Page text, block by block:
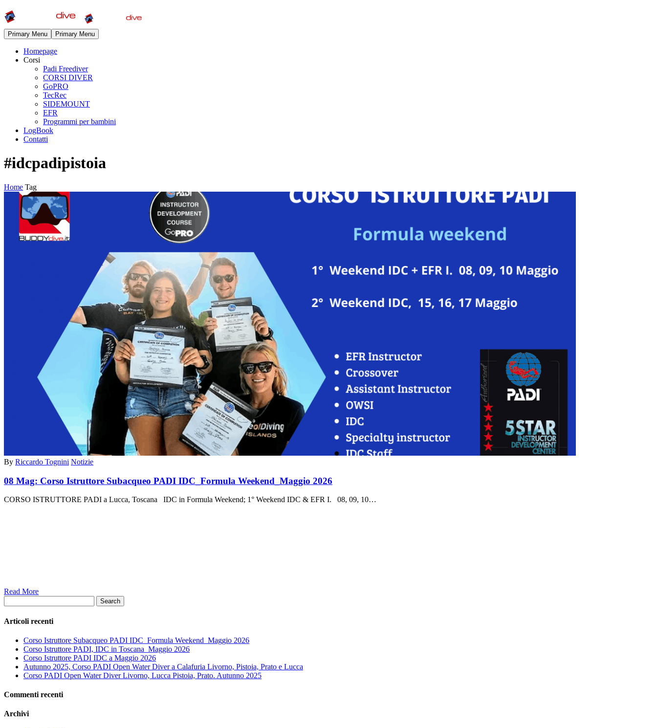
Primary Menu Primary Menu
Homepage
Corsi
Padi Freediver
CORSI DIVER
GoPRO
TecRec
SIDEMOUNT
EFR
Programmi per bambini
LogBook
Contatti
#idcpadipistoia
Home Tag
By Riccardo Tognini Notizie
08 Mag: Corso Istruttore Subacqueo PADI IDC_Formula Weekend_Maggio 2026
CORSO ISTRUTTORE PADI a Lucca, Toscana IDC in Formula Weekend; 1° Weekend IDC & EFR I. 08, 09, 10…
Read More
Search
Articoli recenti
Corso Istruttore Subacqueo PADI IDC_Formula Weekend_Maggio 2026
Corso Istruttore PADI, IDC in Toscana_Maggio 2026
Corso Istruttore PADI IDC a Maggio 2026
Autunno 2025, Corso PADI Open Water Diver a Calafuria Livorno, Pistoia, Prato e Lucca
Corso PADI Open Water Diver Livorno, Lucca Pistoia, Prato. Autunno 2025
Commenti recenti
Archivi